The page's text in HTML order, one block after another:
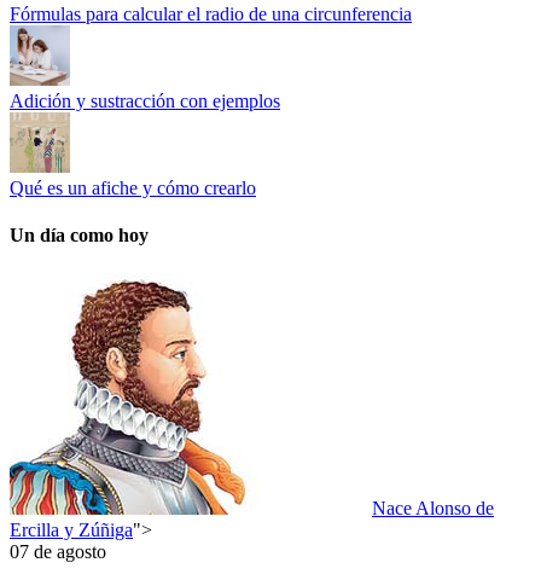
Fórmulas para calcular el radio de una circunferencia
Adición y sustracción con ejemplos
Qué es un afiche y cómo crearlo
Un día como hoy
Nace Alonso de
Ercilla y Zúñiga">
07 de agosto